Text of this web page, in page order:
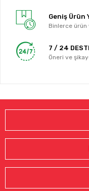
Geniş Ürün
Binlerce ürün
7 / 24
Öneri ve